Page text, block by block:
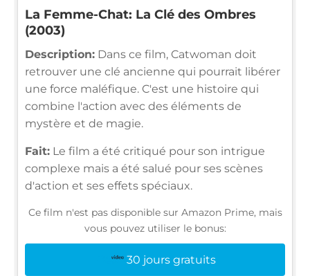
La Femme-Chat: La Clé des Ombres
(2003)
Description: Dans ce film, Catwoman doit
retrouver une clé ancienne qui pourrait libérer
une force maléfique. C'est une histoire qui
combine l'action avec des éléments de
mystère et de magie.
Fait: Le film a été critiqué pour son intrigue
complexe mais a été salué pour ses scènes
d'action et ses effets spéciaux.
Ce film n'est pas disponible sur Amazon Prime, mais
vous pouvez utiliser le bonus:
30 jours gratuits